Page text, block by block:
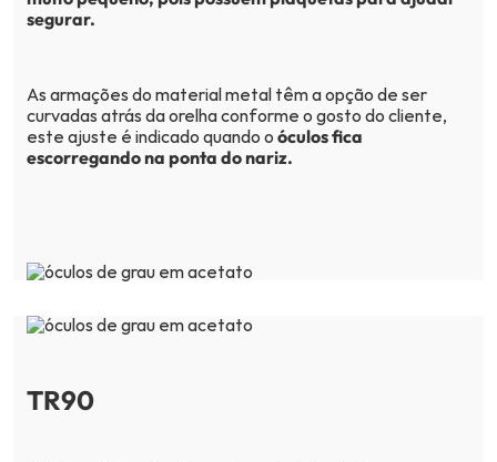
segurar.
As armações do material metal têm a opção de ser
curvadas atrás da orelha conforme o gosto do cliente,
este ajuste é indicado quando o óculos fica
escorregando na ponta do nariz.
TR90